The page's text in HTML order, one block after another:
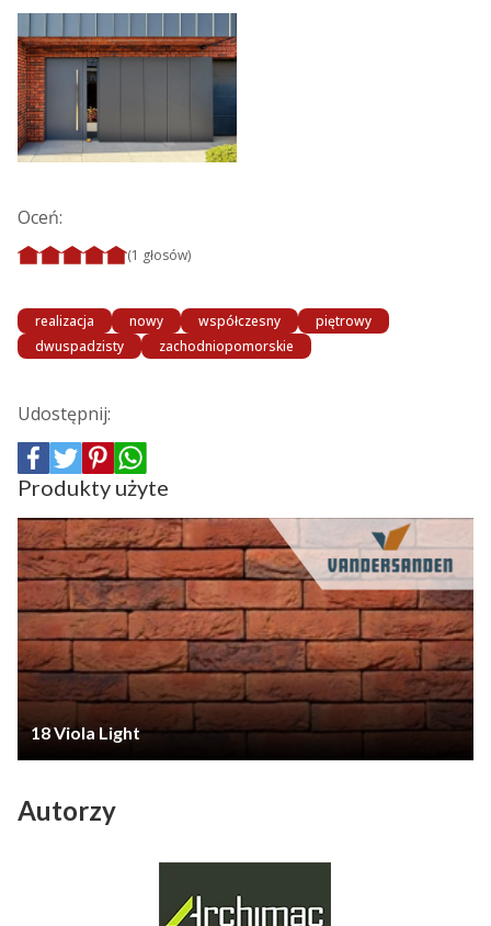
Oceń:
(1 głosów)
realizacja nowy współczesny
piętrowy
dwuspadzisty
zachodniopomorskie
Udostępnij:
Produkty użyte
18 Viola Light
Autorzy